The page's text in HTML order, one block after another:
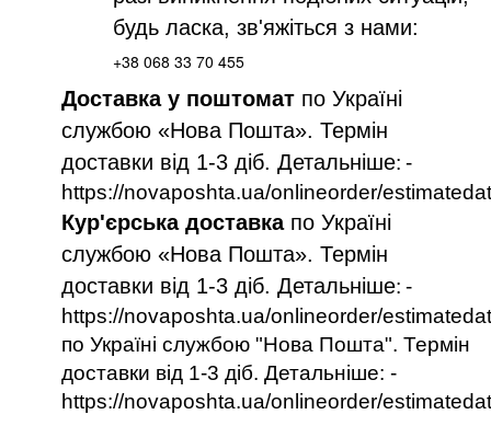
будь ласка, зв'яжіться з нами:
+38 068 33 70 455
Доставка у поштомат по Україні
службою «Нова Пошта». Термін
доставки від 1-3 діб. Детальніше: -
https://novaposhta.ua/onlineorder/
Кур'єрська доставка по Україні
службою «Нова Пошта». Термін
доставки від 1-3 діб. Детальніше: -
https://novaposhta.ua/onlineorder/
по Україні службою "Нова Пошта". Термін
доставки від 1-3 діб. Детальніше: -
https://novaposhta.ua/onlineorder/